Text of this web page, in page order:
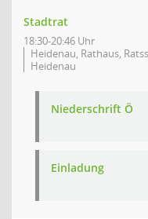
Stadtrat
18:30-20:46 Uhr
Heidenau, Rathaus,
Heidenau
Niederschrift Ö
Einladung